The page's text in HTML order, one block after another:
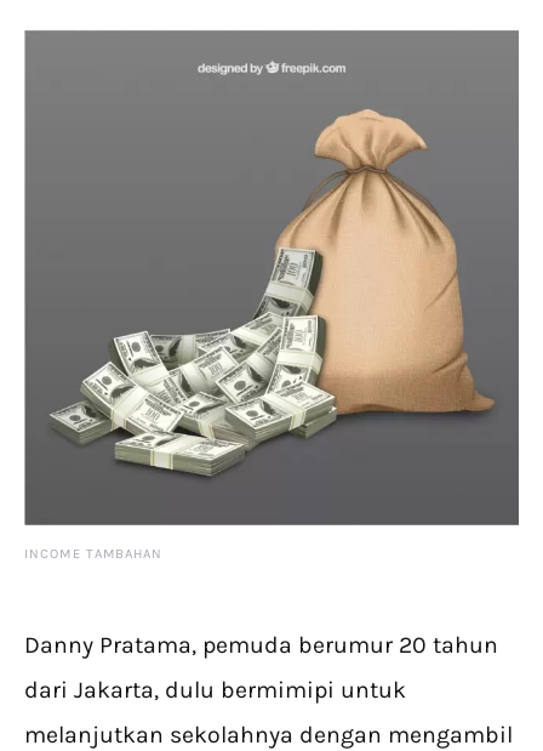
INCOME TAMBAHAN
Danny Pratama, pemuda berumur 20 tahun
dari Jakarta, dulu bermimipi untuk
melanjutkan sekolahnya dengan mengambil